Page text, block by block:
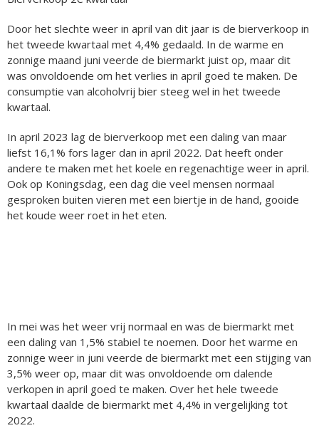
Door het slechte weer in april van dit jaar is de bierverkoop in
het tweede kwartaal met 4,4% gedaald. In de warme en
zonnige maand juni veerde de biermarkt juist op, maar dit
was onvoldoende om het verlies in april goed te maken. De
consumptie van alcoholvrij bier steeg wel in het tweede
kwartaal.
In april 2023 lag de bierverkoop met een daling van maar
liefst 16,1% fors lager dan in april 2022. Dat heeft onder
andere te maken met het koele en regenachtige weer in april.
Ook op Koningsdag, een dag die veel mensen normaal
gesproken buiten vieren met een biertje in de hand, gooide
het koude weer roet in het eten.
In mei was het weer vrij normaal en was de biermarkt met
een daling van 1,5% stabiel te noemen. Door het warme en
zonnige weer in juni veerde de biermarkt met een stijging van
3,5% weer op, maar dit was onvoldoende om dalende
verkopen in april goed te maken. Over het hele tweede
kwartaal daalde de biermarkt met 4,4% in vergelijking tot
2022.